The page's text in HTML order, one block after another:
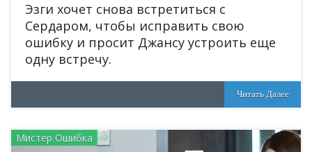
Эзги хочет снова встретиться с
Сердаром, чтобы исправить свою
ошибку и просит Джансу устроить еще
одну встречу.
Читать Далее
Мистер Ошибка